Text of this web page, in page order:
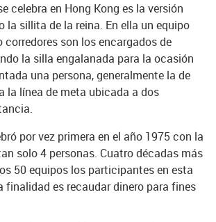
celebra en Hong Kong es la versión
la sillita de la reina. En ella un equipo
son los encargados de
la silla engalanada para la ocasión
una persona, generalmente la de
la línea de meta ubicada a dos
por vez primera en el año 1975 con la
solo 4 personas. Cuatro décadas más
50 equipos los participantes en esta
es recaudar dinero para fines